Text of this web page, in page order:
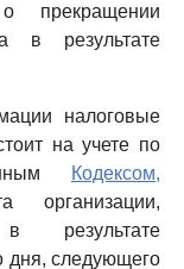
в результате
налоговые
на учете по
Кодексом,
организации,
в результате
дня, следующего